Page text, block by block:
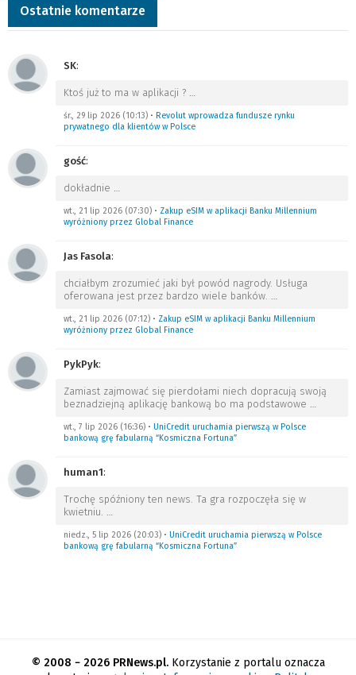
Ostatnie komentarze
SK:
Ktoś już to ma w aplikacji ? …
śr., 29 lip 2026 (10:13) • Revolut wprowadza fundusze rynku
prywatnego dla klientów w Polsce
gość:
dokładnie …
wt., 21 lip 2026 (07:30) • Zakup eSIM w aplikacji Banku Millennium
wyróżniony przez Global Finance
Jas Fasola:
chciałbym zrozumieć jaki był powód nagrody. Usługa
oferowana jest przez bardzo wiele banków. …
wt., 21 lip 2026 (07:12) • Zakup eSIM w aplikacji Banku Millennium
wyróżniony przez Global Finance
PykPyk:
Zamiast zajmować się pierdołami niech dopracują swoją
beznadziejną aplikację bankową bo ma podstawowe …
wt., 7 lip 2026 (16:36) • UniCredit uruchamia pierwszą w Polsce
bankową grę fabularną “Kosmiczna Fortuna”
human1:
Trochę spóźniony ten news. Ta gra rozpoczęła się w
kwietniu. …
niedz., 5 lip 2026 (20:03) • UniCredit uruchamia pierwszą w Polsce
bankową grę fabularną “Kosmiczna Fortuna”
© 2008 − 2026 PRNews.pl.Korzystanie z portalu oznacza